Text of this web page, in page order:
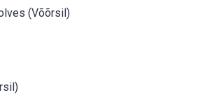
(Võõrsil)